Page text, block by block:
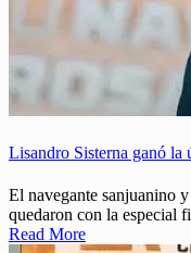
Lisandro Sisterna ganó la
El navegante sanjuanino
quedaron con la especial
Read More